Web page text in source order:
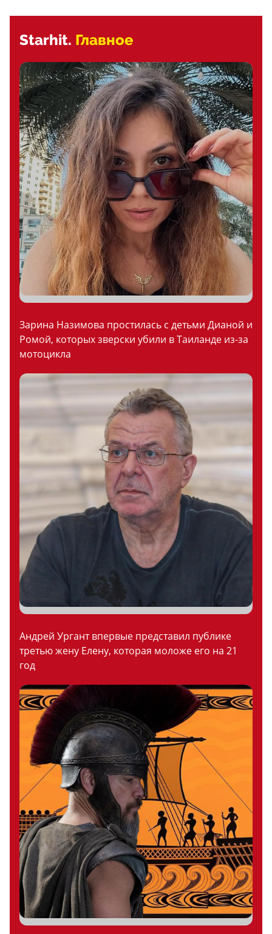
Starhit. Главное
Зарина Назимова простилась с детьми Дианой и
Ромой, которых зверски убили в Таиланде из-за
мотоцикла
Андрей Ургант впервые представил публике
третью жену Елену, которая моложе его на 21
год